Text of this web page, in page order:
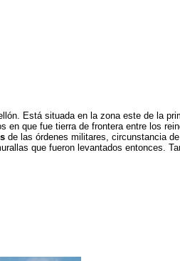
Está situada en la zona este de la
en que fue tierra de frontera entre los
de las órdenes militares, circunstancia
que fueron levantados entonces.